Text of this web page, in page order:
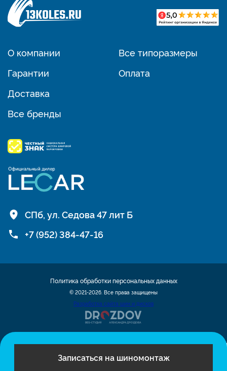
Записаться на шиномонтаж
О компании
Гарантии
Доставка
Все бренды
Все типоразмеры
Оплата
СПб, ул. Седова 47 лит Б
+7 (952) 384-47-16
© 2021-2026. Все права защищены
Разработка сайта шин и дисков
Политика обработки персональных данных